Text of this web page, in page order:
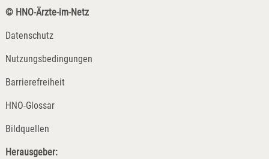
© HNO-Ärzte-im-Netz
Datenschutz
Nutzungsbedingungen
Barrierefreiheit
HNO-Glossar
Bildquellen
Herausgeber: